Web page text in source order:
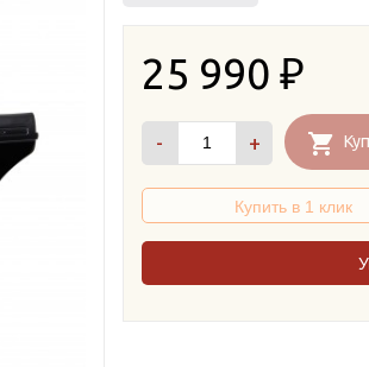
25 990₽
- +